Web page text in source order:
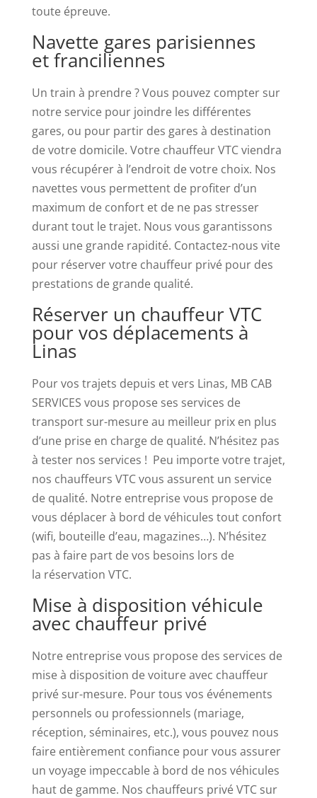
casinos
britanniques
populaires
parmi
qui
recherchent
endroit
pour
s'être
inscrites
GamStop,
existe
nombreuses
bonnes
raisons
visiter,
même
pour
ceux
qui
sont
pas
auto-
exclus.
Casino
toute épreuve.
Navette gares parisiennes
et franciliennes
Un train à prendre ? Vous pouvez compter sur
notre service pour joindre les différentes
gares, ou pour partir des gares à destination
de votre domicile. Votre chauffeur VTC viendra
vous récupérer à l’endroit de votre choix. Nos
navettes vous permettent de profiter d’un
maximum de confort et de ne pas stresser
durant tout le trajet. Nous vous garantissons
aussi une grande rapidité. Contactez-nous vite
pour réserver votre chauffeur privé pour des
prestations de grande qualité.
Réserver un chauffeur VTC
pour vos déplacements à
Linas
Pour vos trajets depuis et vers Linas, MB CAB
SERVICES vous propose ses services de
transport sur-mesure au meilleur prix en plus
d’une prise en charge de qualité. N’hésitez pas
à tester nos services ! Peu importe votre trajet,
nos chauffeurs VTC vous assurent un service
de qualité. Notre entreprise vous propose de
vous déplacer à bord de véhicules tout confort
(wifi, bouteille d’eau, magazines…). N’hésitez
pas à faire part de vos besoins lors de
la réservation VTC.
Mise à disposition véhicule
avec chauffeur privé
Notre entreprise vous propose des services de
mise à disposition de voiture avec chauffeur
privé sur-mesure. Pour tous vos événements
personnels ou professionnels (mariage,
réception, séminaires, etc.), vous pouvez nous
faire entièrement confiance pour vous assurer
un voyage impeccable à bord de nos véhicules
haut de gamme. Nos chauffeurs privé VTC sur